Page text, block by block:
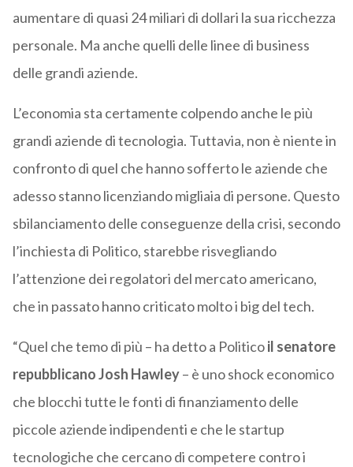
aumentare di quasi 24 miliari di dollari la sua ricchezza
personale. Ma anche quelli delle linee di business
delle grandi aziende.
L’economia sta certamente colpendo anche le più
grandi aziende di tecnologia. Tuttavia, non è niente in
confronto di quel che hanno sofferto le aziende che
adesso stanno licenziando migliaia di persone. Questo
sbilanciamento delle conseguenze della crisi, secondo
l’inchiesta di Politico, starebbe risvegliando
l’attenzione dei regolatori del mercato americano,
che in passato hanno criticato molto i big del tech.
“Quel che temo di più – ha detto a Politicoil senatore
repubblicano Josh Hawley– è uno shock economico
che blocchi tutte le fonti di finanziamento delle
piccole aziende indipendenti e che le startup
tecnologiche che cercano di competere contro i